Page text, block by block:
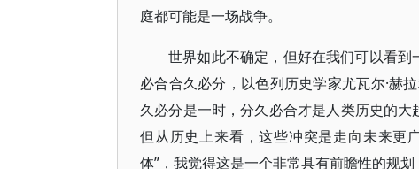
庭都可能是一场战争。
世界如此不确定，但好在我们可以看
必合合久必分，以色列历史学家尤瓦尔·赫
久必分是一时，分久必合才是人类历史的
但从历史上来看，这些冲突是走向未来更
体”，我觉得这是一个非常具有前瞻性的规划